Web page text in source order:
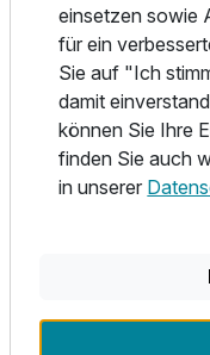
Egal ob
sowie Bowlingbahn -
direkt im Haus.
entführen und
Sie auf eine Reise in
sehr gerne dazu bei,
nach Ihren
einfach auf
einsetzen sowie
für ein
Sie auf "Ich
damit
können Sie Ihre
finden Sie auch
in unserer